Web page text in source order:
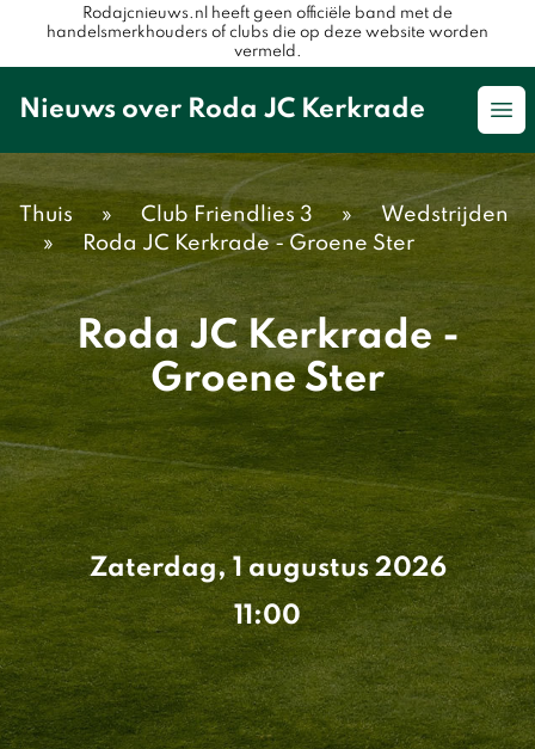
Rodajcnieuws.nl heeft geen officiële band met de
handelsmerkhouders of clubs die op deze website worden
vermeld.
Nieuws over Roda JC Kerkrade
Thuis » Club Friendlies 3 »
Wedstrijden
»
Roda JC Kerkrade - Groene Ster
Roda JC Kerkrade -
Groene Ster
Zaterdag, 1 augustus 2026
11:00